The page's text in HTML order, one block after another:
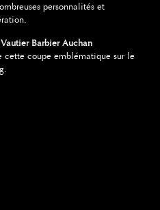
personnalités et
Barbier Auchan
coupe emblématique sur le